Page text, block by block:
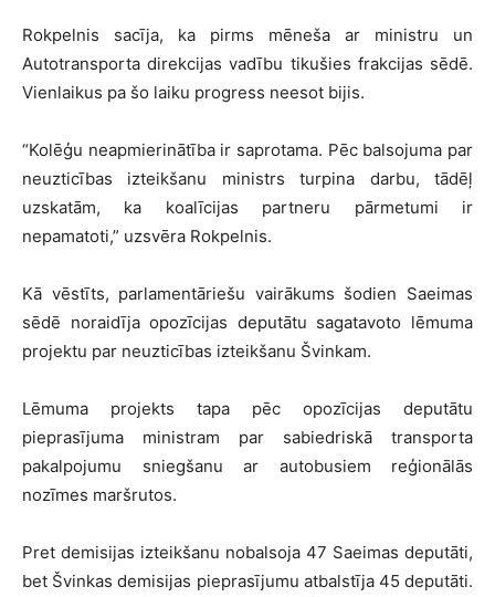
Rokpelnis sacīja, ka pirms mēneša ar ministru un
Autotransporta direkcijas vadību tikušies frakcijas sēdē.
Vienlaikus pa šo laiku progress neesot bijis.
“Kolēģu neapmierinātība ir saprotama. Pēc balsojuma par
neuzticības izteikšanu ministrs turpina darbu, tādēļ
uzskatām, ka koalīcijas partneru pārmetumi ir
nepamatoti,” uzsvēra Rokpelnis.
Kā vēstīts, parlamentāriešu vairākums šodien Saeimas
sēdē noraidīja opozīcijas deputātu sagatavoto lēmuma
projektu par neuzticības izteikšanu Švinkam.
Lēmuma projekts tapa pēc opozīcijas deputātu
pieprasījuma ministram par sabiedriskā transporta
pakalpojumu sniegšanu ar autobusiem reģionālās
nozīmes maršrutos.
Pret demisijas izteikšanu nobalsoja 47 Saeimas deputāti,
bet Švinkas demisijas pieprasījumu atbalstīja 45 deputāti.